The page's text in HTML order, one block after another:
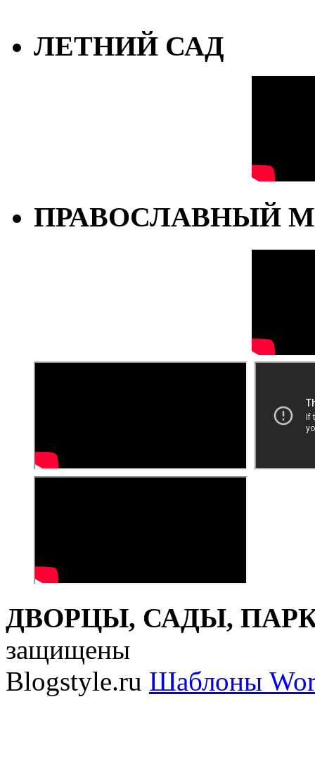
ЛЕТНИЙ САД
ПРАВОСЛАВНЫЙ
ДВОРЦЫ, САДЫ,
защищены
Blogstyle.ru Шаблоны